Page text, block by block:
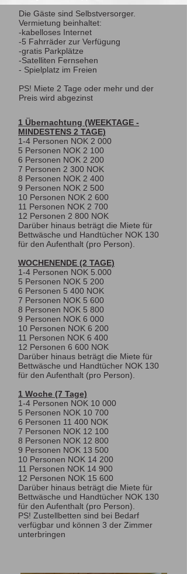
Die Gäste sind Selbstversorger.
Vermietung beinhaltet:
-kabelloses Internet
-5 Fahrräder zur Verfügung
-gratis Parkplätze
-Satelliten Fernsehen
- Spielplatz im Freien
PS! Miete 2 Tage oder mehr und der
Preis wird abgezinst
1 Übernachtung (WEEKTAGE -
MINDESTENS 2 TAGE)
1-4 Personen NOK 2 000
5 Personen NOK 2 100
6 Personen NOK 2 200
7 Personen 2 300 NOK
8 Personen NOK 2 400
9 Personen NOK 2 500
10 Personen NOK 2 600
11 Personen NOK 2 700
12 Personen 2 800 NOK
Darüber hinaus beträgt die Miete für
Bettwäsche und Handtücher NOK 130
für den Aufenthalt (pro Person).
WOCHENENDE (2 TAGE)
1-4 Personen NOK 5.000
5 Personen NOK 5 200
6 Personen 5 400 NOK
7 Personen NOK 5 600
8 Personen NOK 5 800
9 Personen NOK 6 000
10 Personen NOK 6 200
11 Personen NOK 6 400
12 Personen 6 600 NOK
Darüber hinaus beträgt die Miete für
Bettwäsche und Handtücher NOK 130
für den Aufenthalt (pro Person).
1 Woche (7 Tage)
1-4 Personen NOK 10 000
5 Personen NOK 10 700
6 Personen 11 400 NOK
7 Personen NOK 12 100
8 Personen NOK 12 800
9 Personen NOK 13 500
10 Personen NOK 14 200
11 Personen NOK 14 900
12 Personen NOK 15 600
Darüber hinaus beträgt die Miete für
Bettwäsche und Handtücher NOK 130
für den Aufenthalt (pro Person).
PS! Zustellbetten sind bei Bedarf
verfügbar und können 3 der Zimmer
unterbringen